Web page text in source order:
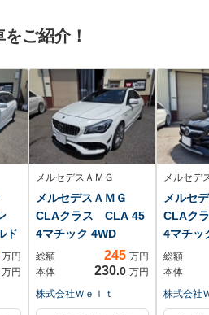
ドスポットモニタ
シスト クリアラン
スソナー
ートキ
ドライ
ご紹介！
ド
万円
万円
メルセデスＡＭＧ
メルセデスＡＭＧ
CLAクラス CLA 45
4マチック 4WD
総額 245 万円
本体
230.0 万円
株式会社Ｗｅｌｔ
メルセデ
メルセ
CLAク
4マチッ
総額
本体
株式会社